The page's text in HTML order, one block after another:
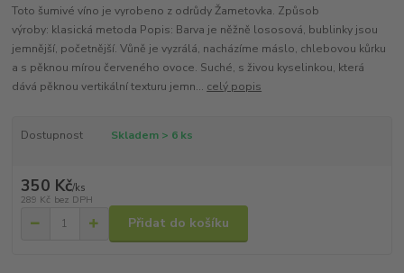
Toto šumivé víno je vyrobeno z odrůdy Žametovka. Způsob
výroby: klasická metoda Popis: Barva je něžně lososová, bublinky jsou
jemnější, početnější. Vůně je vyzrálá, nacházíme máslo, chlebovou kůrku
a s pěknou mírou červeného ovoce. Suché, s živou kyselinkou, která
dává pěknou vertikální texturu jemn... celý popis
Dostupnost Skladem > 6 ks
350 Kč/ks
289 Kč bez DPH
Přidat do košíku